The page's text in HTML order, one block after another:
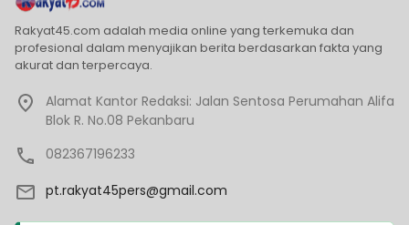
Rakyat45.com adalah media online yang terkemuka dan
profesional dalam menyajikan berita berdasarkan fakta yang
akurat dan terpercaya.
Alamat Kantor Redaksi: Jalan Sentosa Perumahan Alifa
Blok R. No.08 Pekanbaru
082367196233
pt.rakyat45pers@gmail.com